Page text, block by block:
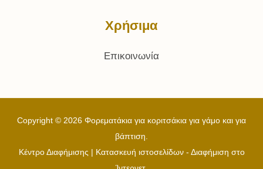
Χρήσιμα
Επικοινωνία
Copyright © 2026 Φορεματάκια για κοριτσάκια για γάμο και για
βάπτιση.
Κέντρο Διαφήμισης | Κατασκευή ιστοσελίδων - Διαφήμιση στο